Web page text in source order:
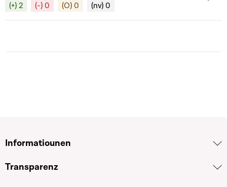
(+) 2 (-) 0 (O) 0 (nv) 0
Informatiounen
Transparenz